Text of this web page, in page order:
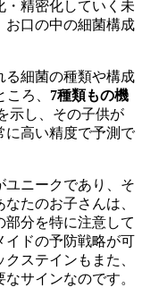
・精密化していく未
お口の中の細菌構成
る細菌の種類や構成
ろ、 7種類もの機
示し、その子供が
に高い精度で予測で
ユニークであり、そ
たのお子さんは、
部分を特に注意して
イドの予防戦略が可
ステインもまた、
サインなのです。